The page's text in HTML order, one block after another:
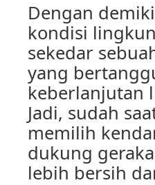
Dengan
kondisi
sekedar
yang
keberlanjutan
Jadi, sudah
memilih
dukung
lebih bersih